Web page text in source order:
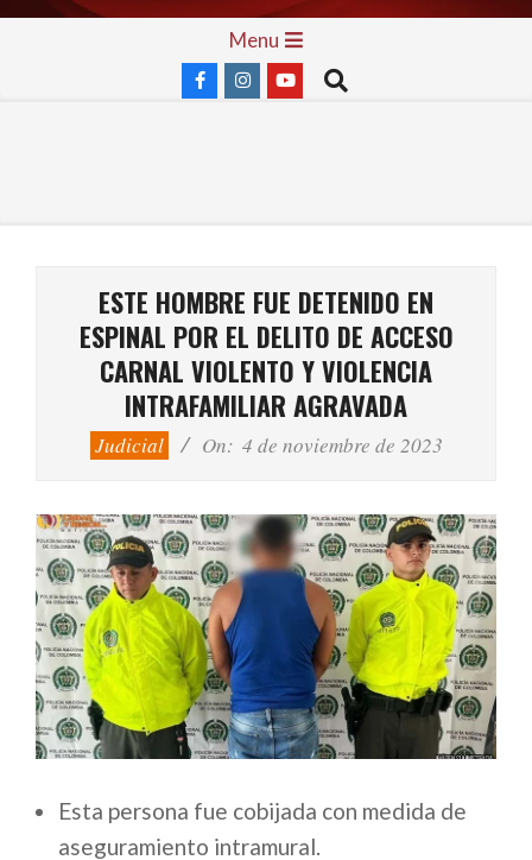
Skip
Menu
Search
ESTE HOMBRE FUE DETENIDO EN
ESPINAL POR EL DELITO DE ACCESO
CARNAL VIOLENTO Y VIOLENCIA
INTRAFAMILIAR AGRAVADA
Judicial On: 4 de noviembre de 2023
Esta persona fue cobijada con medida de
aseguramiento intramural.